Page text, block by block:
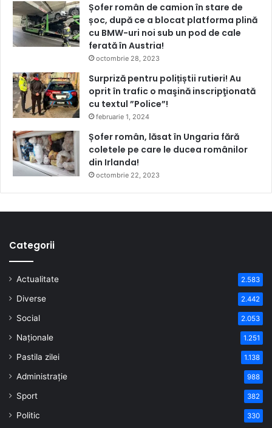
Șofer român de camion în stare de
șoc, după ce a blocat platforma plină
cu BMW-uri noi sub un pod de cale
ferată în Austria!
octombrie 28, 2023
Surpriză pentru polițiștii rutieri! Au
oprit în trafic o maşină inscripţionată
cu textul ”Police”!
februarie 1, 2024
Șofer român, lăsat în Ungaria fără
coletele pe care le ducea românilor
din Irlanda!
octombrie 22, 2023
Categorii
Actualitate 2.583
Diverse 2.442
Social 2.053
Naționale 1.251
Pastila zilei 1.138
Administrație 988
Sport 382
Politic 330